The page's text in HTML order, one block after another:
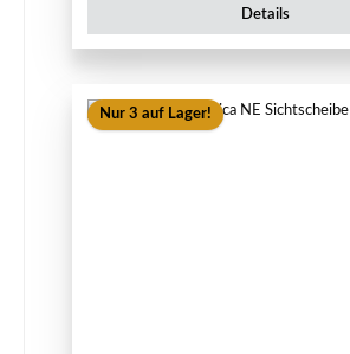
Details
Nur 3 auf Lager!